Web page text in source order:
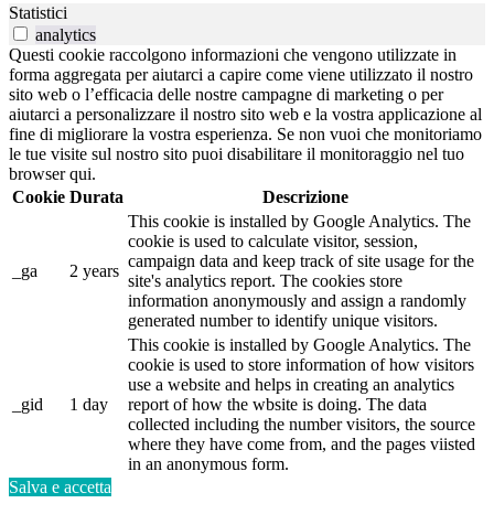
Statistici
analytics
Questi cookie raccolgono informazioni che vengono utilizzate in
forma aggregata per aiutarci a capire come viene utilizzato il nostro
sito web o l’efficacia delle nostre campagne di marketing o per
aiutarci a personalizzare il nostro sito web e la vostra applicazione al
fine di migliorare la vostra esperienza. Se non vuoi che monitoriamo
le tue visite sul nostro sito puoi disabilitare il monitoraggio nel tuo
browser qui.
Cookie Durata Descrizione
_ga 2 years
This cookie is installed by Google Analytics. The
cookie is used to calculate visitor, session,
campaign data and keep track of site usage for the
site's analytics report. The cookies store
information anonymously and assign a randomly
generated number to identify unique visitors.
_gid 1 day
This cookie is installed by Google Analytics. The
cookie is used to store information of how visitors
use a website and helps in creating an analytics
report of how the wbsite is doing. The data
collected including the number visitors, the source
where they have come from, and the pages viisted
in an anonymous form.
Salva e accetta